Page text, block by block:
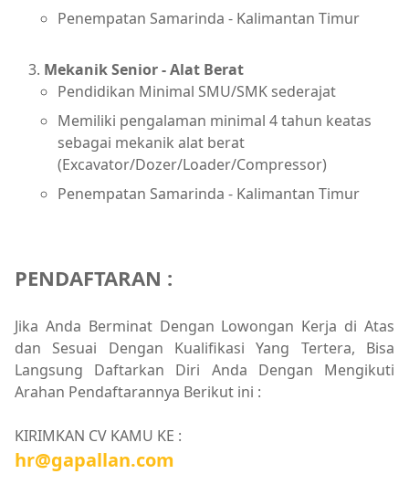
Penempatan Samarinda - Kalimantan Timur
Mekanik Senior - Alat Berat
Pendidikan Minimal SMU/SMK sederajat
Memiliki pengalaman minimal 4 tahun keatas
sebagai mekanik alat berat
(Excavator/Dozer/Loader/Compressor)
Penempatan Samarinda - Kalimantan Timur
PENDAFTARAN :
Jika Anda Berminat Dengan Lowongan Kerja di Atas
dan Sesuai Dengan Kualifikasi Yang Tertera, Bisa
Langsung Daftarkan Diri Anda Dengan Mengikuti
Arahan Pendaftarannya Berikut ini :
KIRIMKAN CV KAMU KE :
hr@gapallan.com